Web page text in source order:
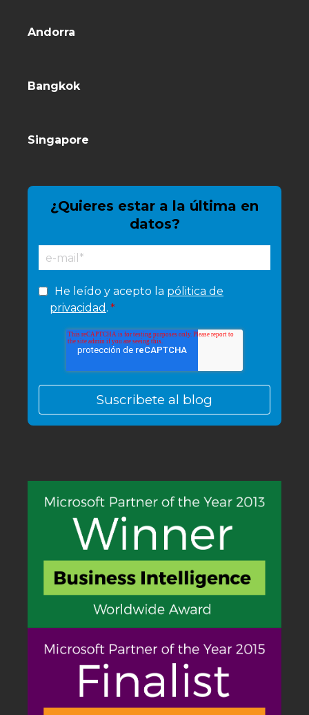
Andorra
Bangkok
Singapore
¿Quieres estar a la última en
datos?
He leído y acepto la pólitica de
privacidad . *